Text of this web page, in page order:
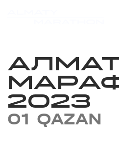
2023
01 QAZAN